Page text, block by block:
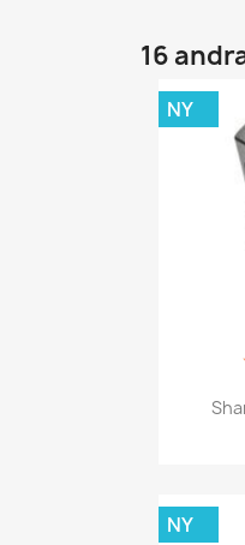
16
NY
NY